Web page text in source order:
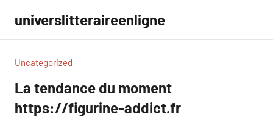
contenu
universlitteraireenligne
Uncategorized
La tendance du moment
https://figurine-addict.fr